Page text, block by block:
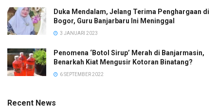
Duka Mendalam, Jelang Terima Penghargaan di
Bogor, Guru Banjarbaru Ini Meninggal
3 JANUARI 2023
Penomena ‘Botol Sirup’ Merah di Banjarmasin,
Benarkah Kiat Mengusir Kotoran Binatang?
6 SEPTEMBER 2022
Recent News